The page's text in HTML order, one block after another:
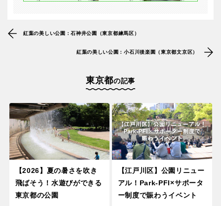
紅葉の美しい公園：石神井公園（東京都練馬区）
紅葉の美しい公園：小石川後楽園（東京都文京区）
東京都の記事
【2026】夏の暑さを吹き
飛ばそう！水遊びができる
東京都の公園
【江戸川区】公園リニュー
アル！Park-PFI×サポータ
ー制度で賑わうイベント